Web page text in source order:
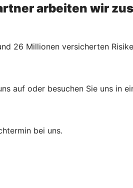
arbeiten wir
26 Millionen versicherten
auf oder besuchen Sie uns in
bei uns.